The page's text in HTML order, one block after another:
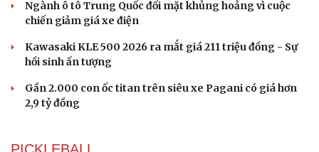
Ngành ô tô Trung Quốc đối mặt khủng hoảng vì cuộc
chiến giảm giá xe điện
Kawasaki KLE 500 2026 ra mắt giá 211 triệu đồng - Sự
hồi sinh ấn tượng
Gần 2.000 con ốc titan trên siêu xe Pagani có giá hơn
2,9 tỷ đồng